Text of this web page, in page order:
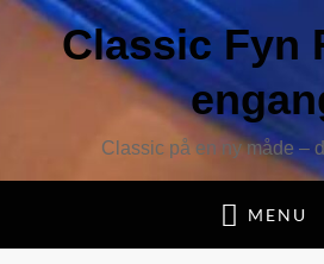
Classic Fyn
Classic på en ny måde –
MENU